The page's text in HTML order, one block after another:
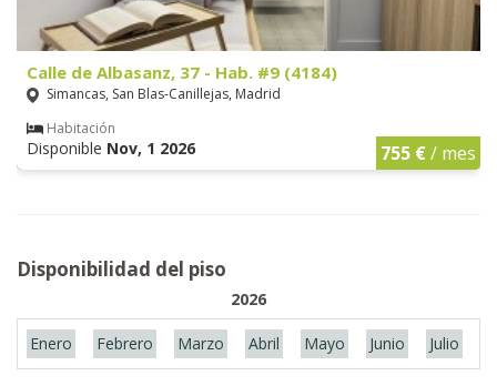
Calle de Albasanz, 37 - Hab. #9 (4184)
Simancas, San Blas-Canillejas, Madrid
Habitación
Disponible Nov, 1 2026 755 €/ mes
Disponibilidad del piso
2026
Enero Febrero Marzo Abril Mayo Junio Julio